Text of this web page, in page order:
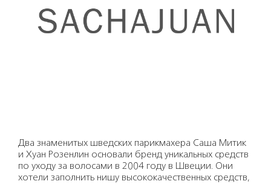
Два знаменитых шведских парикмахера Саша Митик
и Хуан Розенлин основали бренд уникальных средств
по уходу за волосами в 2004 году в Швеции. Они
хотели заполнить нишу высококачественных средств,